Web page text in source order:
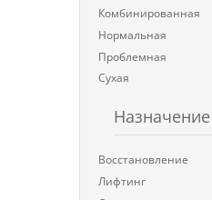
Комбинированная
Нормальная
Проблемная
Сухая
Назначение
Восстановление
Лифтинг